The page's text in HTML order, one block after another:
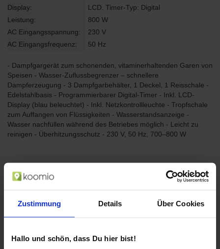
Zustimmung Details Über Cookies
Hallo und schön, dass Du hier bist!
Display:
LCD. Timer-Typ: Digital
Leistung:
800 W
AC Eingangsspannung:
230 V
AC Eingangsfrequenz:
50 Hz
- Dampfgargerät zum schonenden, vitaminerhaltenden Garen von
Speisen - Wasser-Zuflussbegrenzer – schnellere
Dampferzeugung - 3 Dampfgarbehälter, 1 Deckel, 1 Reisschale -
Edelstahlbasis - Programmierbarer Digital-Timer - Inkl. LCD-
Display (blau beleuchtet) - Inkl. Netzkontrollleuchte - Tropfschale
zum Auffangen von Flüssigkeiten - Wasserstandsanzeige -
Wasser nachfüllen während des Betriebes möglich - Leicht zu
reinigen - Überhitzungsschutz - 230 V, 50 Hz, 700–800 W